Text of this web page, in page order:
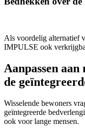
Als voordelig alternatief
IMPULSE ook
Aanpassen
de
Wisselende bewoners
geïntegreerde
ook voor lange mensen.